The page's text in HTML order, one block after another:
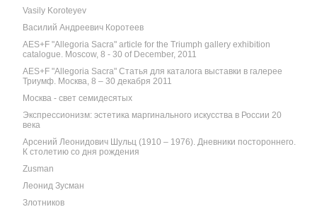
Vasily Koroteyev
Василий Андреевич Коротеев
AES+F "Allegoria Sacra" article for the Triumph gallery exhibition
catalogue. Moscow, 8 - 30 of December, 2011
AES+F "Allegoria Sacra" Статья для каталога выставки в галерее
Триумф. Москва, 8 – 30 декабря 2011
Москва - свет семидесятых
Экспрессионизм: эстетика маргинального искусства в России 20
века
Арсений Леонидович Шульц (1910 – 1976). Дневники постороннего.
К столетию со дня рождения
Zusman
Леонид Зусман
Злотников